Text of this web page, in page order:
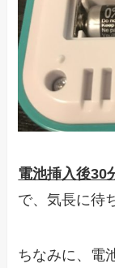
電池挿入後30
で、気長に待
ちなみに、電